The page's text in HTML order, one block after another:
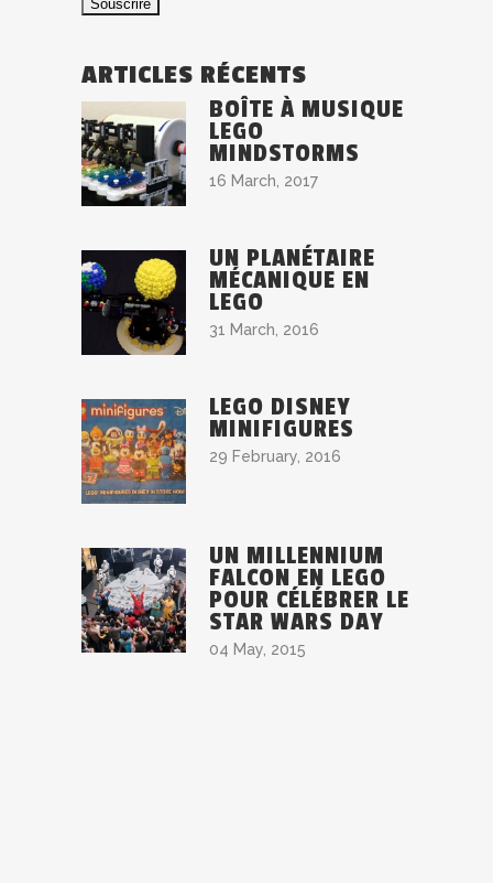
ARTICLES RÉCENTS
BOÎTE À MUSIQUE
LEGO
MINDSTORMS
16 March, 2017
UN PLANÉTAIRE
MÉCANIQUE EN
LEGO
31 March, 2016
LEGO DISNEY
MINIFIGURES
29 February, 2016
UN MILLENNIUM
FALCON EN LEGO
POUR CÉLÉBRER LE
STAR WARS DAY
04 May, 2015